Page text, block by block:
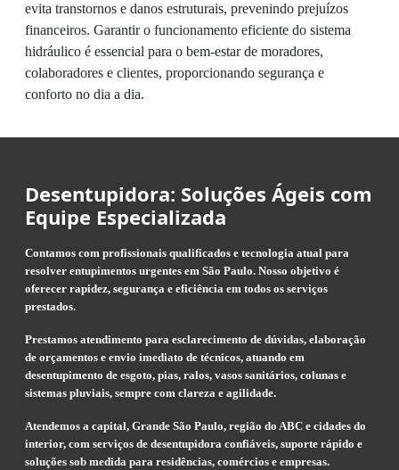
evita transtornos e danos estruturais, prevenindo prejuízos
financeiros. Garantir o funcionamento eficiente do sistema
hidráulico é essencial para o bem-estar de moradores,
colaboradores e clientes, proporcionando segurança e
conforto no dia a dia.
Desentupidora: Soluções Ágeis com
Equipe Especializada
Contamos com profissionais qualificados e tecnologia atual para
resolver entupimentos urgentes em São Paulo. Nosso objetivo é
oferecer rapidez, segurança e eficiência em todos os serviços
prestados.
Prestamos atendimento para esclarecimento de dúvidas, elaboração
de orçamentos e envio imediato de técnicos, atuando em
desentupimento de esgoto, pias, ralos, vasos sanitários, colunas e
sistemas pluviais, sempre com clareza e agilidade.
Atendemos a capital, Grande São Paulo, região do ABC e cidades do
interior, com serviços de desentupidora confiáveis, suporte rápido e
soluções sob medida para residências, comércios e empresas.